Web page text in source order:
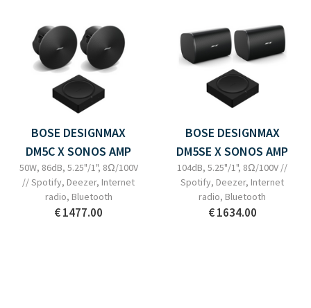
BOSE DESIGNMAX
DM5C X SONOS AMP
50W, 86dB, 5.25"/1", 8Ω/100V
// Spotify, Deezer, Internet
radio, Bluetooth
€ 1477.00
BOSE DESIGNMAX
DM5SE X SONOS AMP
104dB, 5.25"/1", 8Ω/100V //
Spotify, Deezer, Internet
radio, Bluetooth
€ 1634.00